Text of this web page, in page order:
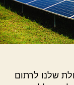
שלנו לרתום